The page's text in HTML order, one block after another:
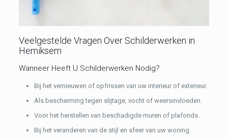
Veelgestelde Vragen Over Schilderwerken in
Hemiksem
Wanneer Heeft U Schilderwerken Nodig?
Bij het vernieuwen of opfrissen van uw interieur of exterieur.
Als bescherming tegen slijtage, vocht of weersinvloeden.
Voor het herstellen van beschadigde muren of plafonds.
Bij het veranderen van de stijl en sfeer van uw woning.